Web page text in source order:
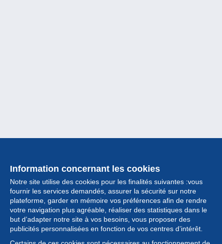
Information concernant les cookies
Notre site utilise des cookies pour les finalités suivantes :vous
fournir les services demandés, assurer la sécurité sur notre
plateforme, garder en mémoire vos préférences afin de rendre
votre navigation plus agréable, réaliser des statistiques dans le
but d’adapter notre site à vos besoins, vous proposer des
publicités personnalisées en fonction de vos centres d’intérêt.
Collection